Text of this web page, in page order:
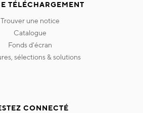
TÉLÉCHARGEMENT
trouver une notice
catalogue
fonds d'écran
sélections & solutions
CONNECTÉ